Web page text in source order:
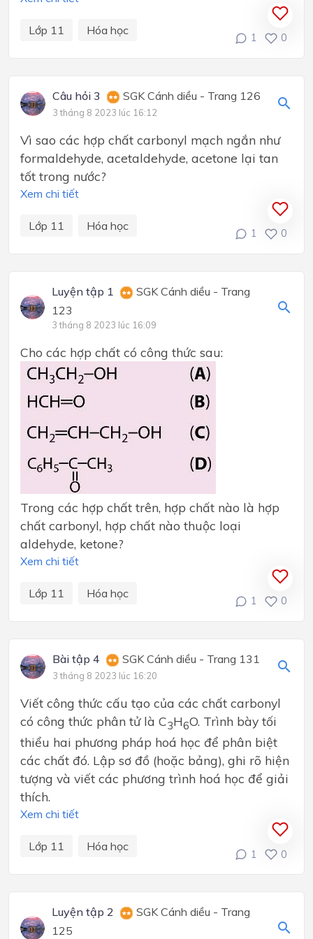
Lớp 11 Hóa học
1 0
Câu hỏi 3 SGK Cánh diều - Trang 126
3 tháng 8 2023 lúc 16:12
Vì sao các hợp chất carbonyl mạch ngắn như
formaldehyde, acetaldehyde, acetone lại tan
tốt trong nước?
Xem chi tiết
Lớp 11 Hóa học
1 0
Luyện tập 1
SGK Cánh diều - Trang
123
3 tháng 8 2023 lúc 16:09
Cho các hợp chất có công thức sau:
Trong các hợp chất trên, hợp chất nào là hợp
chất carbonyl, hợp chất nào thuộc loại
aldehyde, ketone?
Xem chi tiết
Lớp 11 Hóa học
1 0
Bài tập 4 SGK Cánh diều - Trang 131
3 tháng 8 2023 lúc 16:20
Viết công thức cấu tạo của các chất carbonyl
có công thức phân tử là C3H6O. Trình bày tối
thiểu hai phương pháp hoá học để phân biệt
các chất đó. Lập sơ đồ (hoặc bảng), ghi rõ hiện
tượng và viết các phương trình hoá học để giải
thích.
Xem chi tiết
Lớp 11 Hóa học
1 0
Luyện tập 2
SGK Cánh diều - Trang
125